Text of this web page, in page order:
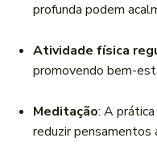
profunda podem
Atividade física
promovendo bem-
Meditação: A
reduzir pensamentos